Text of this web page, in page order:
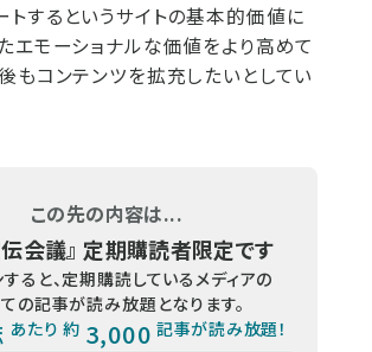
するというサイトの基本的価値に
エモーショナルな価値をより高めて
もコンテンツを拡充したいとしてい
この先の内容は...
会議』 定期購読者限定です
すると、定期購読しているメディアの
の記事が読み放題となります。
あたり 約 3,000 記事が読み放題！